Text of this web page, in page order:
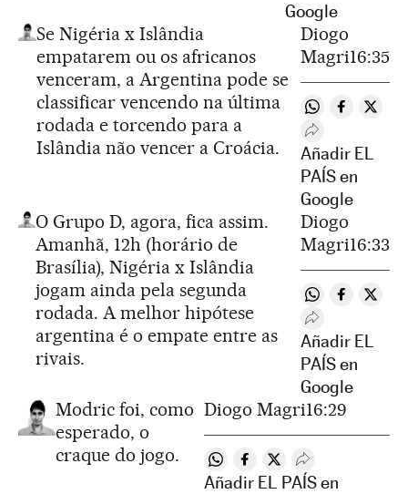
Google
Se Nigéria x Islândia
empatarem ou os africanos
venceram, a Argentina pode se
classificar vencendo na última
rodada e torcendo para a
Islândia não vencer a Croácia.
Diogo
Magri16:35
Compartir en
Compartir
Desplegar
Añadir EL
PAÍS en
Google
O Grupo D, agora, fica assim.
Amanhã, 12h (horário de
Brasília), Nigéria x Islândia
jogam ainda pela segunda
rodada. A melhor hipótese
argentina é o empate entre as
rivais.
Diogo
Magri16:33
Compartir en
Compartir
Desplegar
Añadir EL
PAÍS en
Google
Modric foi, como
esperado, o
craque do jogo.
Diogo Magri16:29
Compartir en Whatsapp
Compartir en Facebook
Compartir en Twitter
Desplegar
Añadir EL PAÍS en